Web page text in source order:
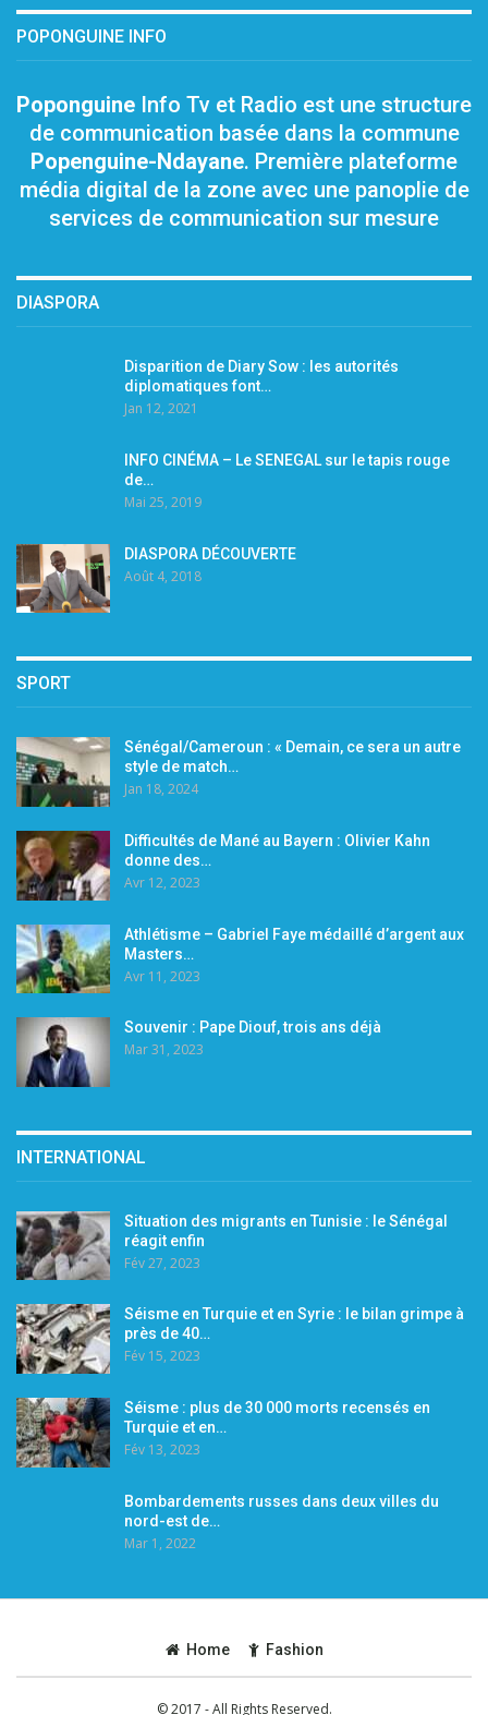
POPONGUINE INFO
Poponguine Info Tv et Radio est une structure
de communication basée dans la commune
Popenguine-Ndayane. Première plateforme
média digital de la zone avec une panoplie de
services de communication sur mesure
DIASPORA
Disparition de Diary Sow : les autorités
diplomatiques font…
Jan 12, 2021
INFO CINÉMA – Le SENEGAL sur le tapis rouge
de…
Mai 25, 2019
DIASPORA DÉCOUVERTE
Août 4, 2018
SPORT
Sénégal/Cameroun : « Demain, ce sera un autre
style de match…
Jan 18, 2024
Difficultés de Mané au Bayern : Olivier Kahn
donne des…
Avr 12, 2023
Athlétisme – Gabriel Faye médaillé d’argent aux
Masters…
Avr 11, 2023
Souvenir : Pape Diouf, trois ans déjà
Mar 31, 2023
INTERNATIONAL
Situation des migrants en Tunisie : le Sénégal
réagit enfin
Fév 27, 2023
Séisme en Turquie et en Syrie : le bilan grimpe à
près de 40…
Fév 15, 2023
Séisme : plus de 30 000 morts recensés en
Turquie et en…
Fév 13, 2023
Bombardements russes dans deux villes du
nord-est de…
Mar 1, 2022
Home Fashion
© 2017 - All Rights Reserved.